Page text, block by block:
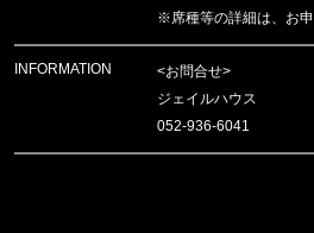
※席種等の詳細は、お申
INFORMATION
<お問合せ>
ジェイルハウス
052-936-6041